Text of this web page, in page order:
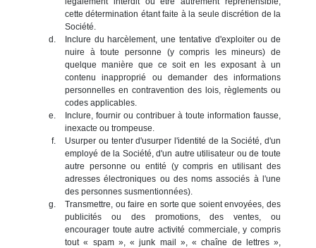
cette détermination étant faite à la seule discrétion de la
Société.
Inclure du harcèlement, une tentative d'exploiter ou de
nuire à toute personne (y compris les mineurs) de
quelque manière que ce soit en les exposant à un
contenu inapproprié ou demander des informations
personnelles en contravention des lois, règlements ou
codes applicables.
Inclure, fournir ou contribuer à toute information fausse,
inexacte ou trompeuse.
Usurper ou tenter d'usurper l'identité de la Société, d'un
employé de la Société, d'un autre utilisateur ou de toute
autre personne ou entité (y compris en utilisant des
adresses électroniques ou des noms associés à l'une
des personnes susmentionnées).
Transmettre, ou faire en sorte que soient envoyées, des
publicités ou des promotions, des ventes, ou
encourager toute autre activité commerciale, y compris
tout « spam », « junk mail », « chaîne de lettres »,